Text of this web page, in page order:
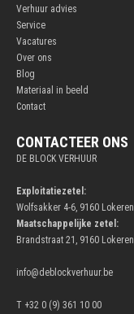
Verhuur advies
Service
Vacatures
Over ons
Blog
Materiaal in beeld
Contact
CONTACTEER ONS
DE BLOCK VERHUUR
Exploitatiezetel:
Wolfsakker 4-6, 9160 Lokeren
Maatschappelijke zetel:
Brandstraat 21, 9160 Lokeren
info@deblockverhuur.be
T +32 0 (9) 361 10 00